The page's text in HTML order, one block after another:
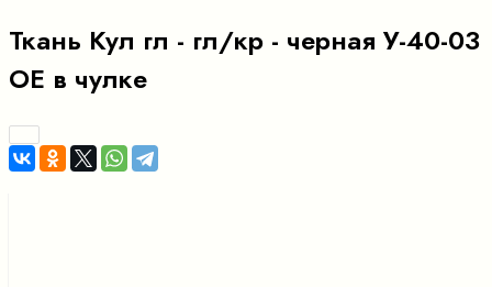
Ткань Кул гл - гл/кр - черная У-40-03
ОЕ в чулке